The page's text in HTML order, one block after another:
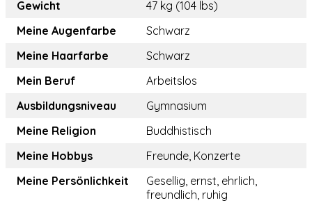
Gewicht
47 kg (104 lbs)
Meine Augenfarbe
Schwarz
Meine Haarfarbe
Schwarz
Mein Beruf
Arbeitslos
Ausbildungsniveau
Gymnasium
Meine Religion
Buddhistisch
Meine Hobbys
Freunde, Konzerte
Meine Persönlichkeit
Gesellig, ernst, ehrlich,
freundlich, ruhig